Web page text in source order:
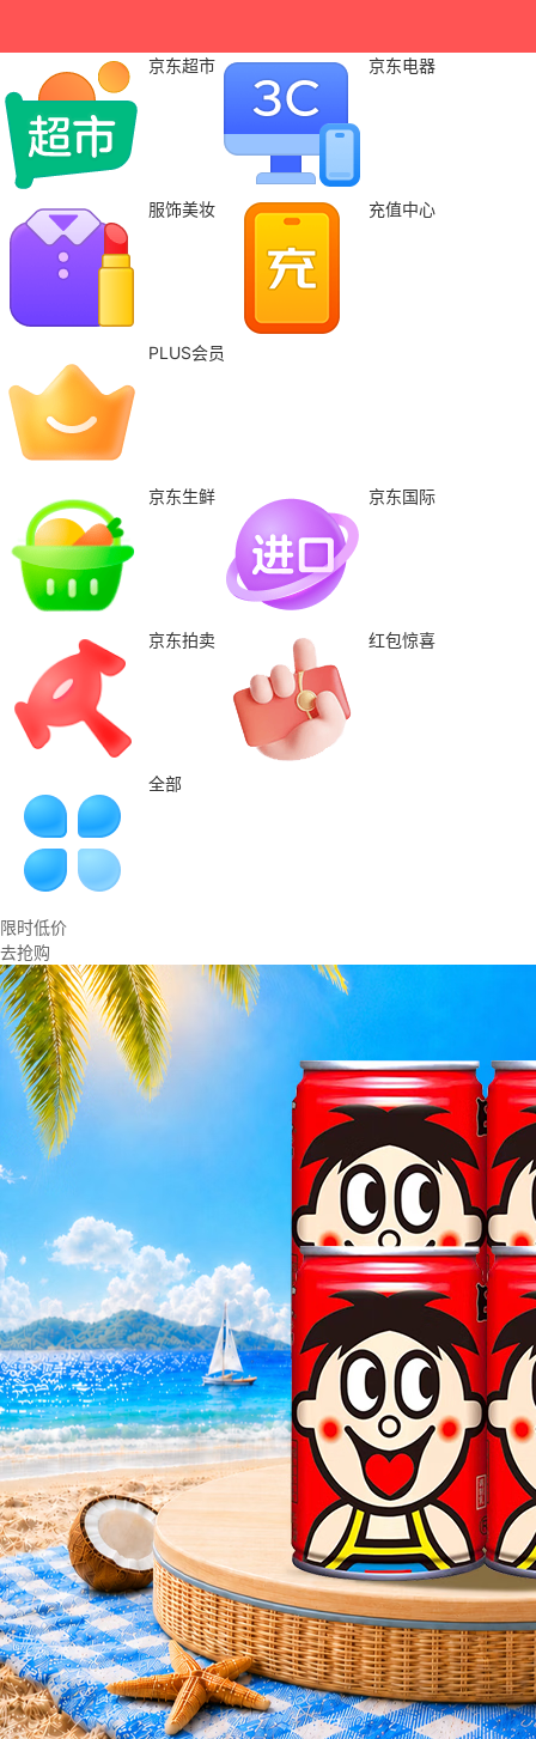
京东超市 京东电器
服饰美妆 充值中心
PLUS会员
京东生鲜 京东国际
京东拍卖 红包惊喜
全部
限时低价
去抢购